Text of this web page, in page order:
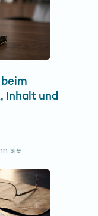
Inhalt und
sie